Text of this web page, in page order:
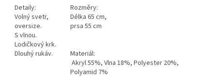
Detaily:
Volný svetr,
oversize.
S vlnou.
Lodičkový krk.
Dlouhý rukáv.
Rozměry:
Délka 65 cm,
prsa 55 cm
Materiál:
Akryl 55%, Vlna 18%, Polyester 20%,
Polyamid 7%